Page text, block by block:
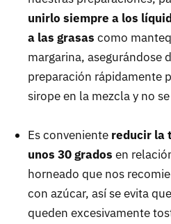
unirlo siempre a los
a las grasas como
margarina, asegurándose
preparación rápidamente
sirope en la mezcla y no
Es conveniente reducir la
unos 30 grados en
horneado que nos
con azúcar, así se evita
queden excesivamente